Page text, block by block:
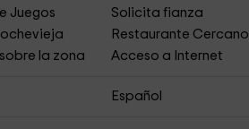
Juegos Solicita fianza
Restaurante Cercano
la zona
Acceso a Internet
Español